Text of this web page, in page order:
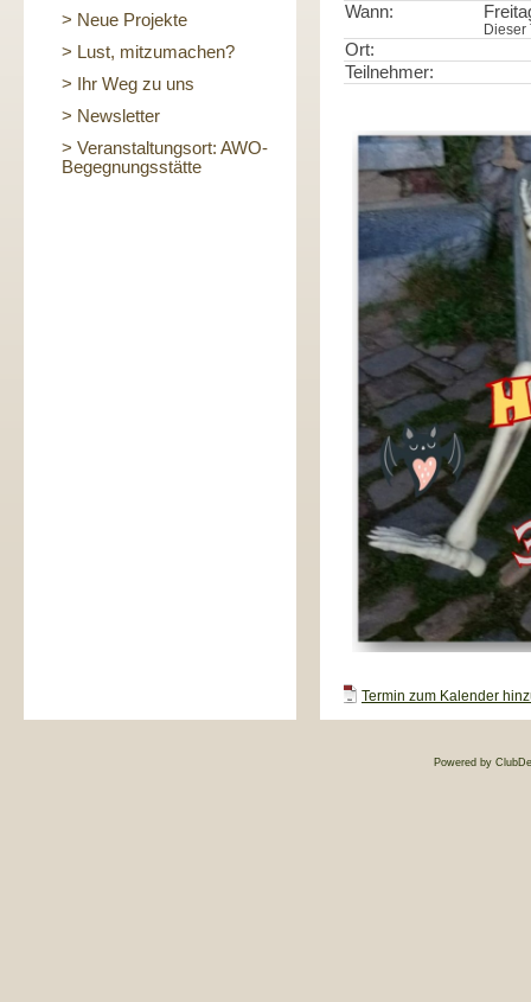
> Neue Projekte
> Lust, mitzumachen?
> Ihr Weg zu uns
> Newsletter
> Veranstaltungsort: AWO-
Begegnungsstätte
Wann:
Dieser
Ort:
Teilnehmer:
Termin zum Kalender
Powered by